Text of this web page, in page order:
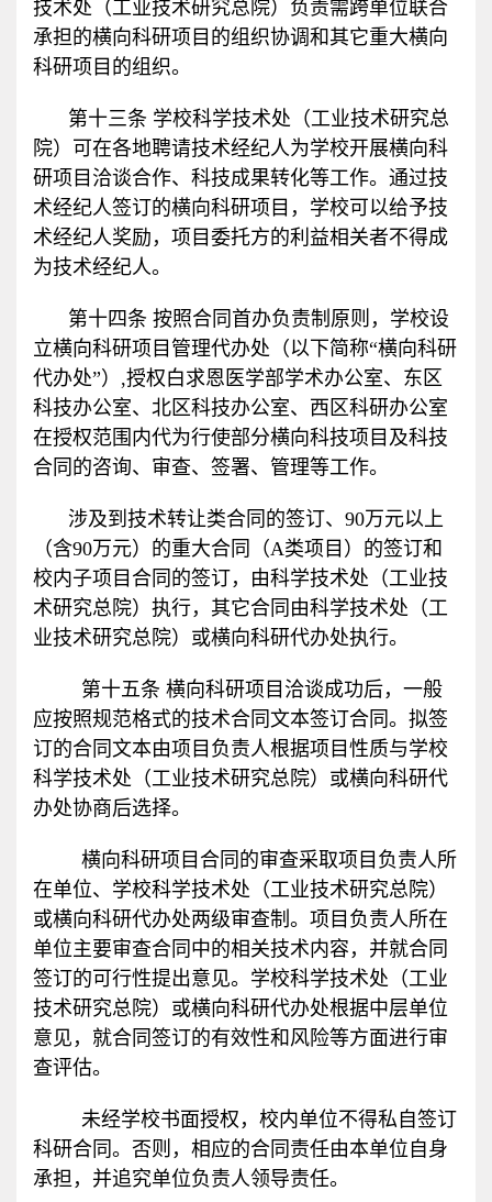
技术处（工业技术研究总院）负责需跨单位联合
承担的横向科研项目的组织协调和其它重大横向
科研项目的组织。
第十三条 学校科学技术处（工业技术研究总
院）可在各地聘请技术经纪人为学校开展横向科
研项目洽谈合作、科技成果转化等工作。通过技
术经纪人签订的横向科研项目，学校可以给予技
术经纪人奖励，项目委托方的利益相关者不得成
为技术经纪人。
第十四条 按照合同首办负责制原则，学校设
立横向科研项目管理代办处（以下简称“横向科研
代办处”） ,授权白求恩医学部学术办公室、东区
科技办公室、北区科技办公室、西区科研办公室
在授权范围内代为行使部分横向科技项目及科技
合同的咨询、审查、签署、管理等工作。
涉及到技术转让类合同的签订、 90万元以上
（含90万元）的重大合同（A类项目）的签订和
校内子项目合同的签订，由科学技术处（工业技
术研究总院）执行，其它合同由科学技术处（工
业技术研究总院）或横向科研代办处执行。
第十五条 横向科研项目洽谈成功后，一般
应按照规范格式的技术合同文本签订合同。拟签
订的合同文本由项目负责人根据项目性质与学校
科学技术处（工业技术研究总院）或横向科研代
办处协商后选择。
横向科研项目合同的审查采取项目负责人所
在单位、学校科学技术处（工业技术研究总院）
或横向科研代办处两级审查制。项目负责人所在
单位主要审查合同中的相关技术内容，并就合同
签订的可行性提出意见。学校科学技术处（工业
技术研究总院）或横向科研代办处根据中层单位
意见，就合同签订的有效性和风险等方面进行审
查评估。
未经学校书面授权，校内单位不得私自签订
科研合同。否则，相应的合同责任由本单位自身
承担，并追究单位负责人领导责任。